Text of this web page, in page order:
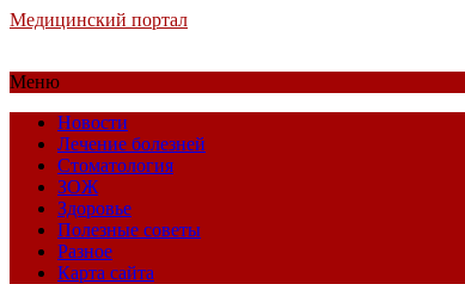
Медицинский портал
Меню
Новости
Лечение болезней
Стоматология
ЗОЖ
Здоровье
Полезные советы
Разное
Карта сайта